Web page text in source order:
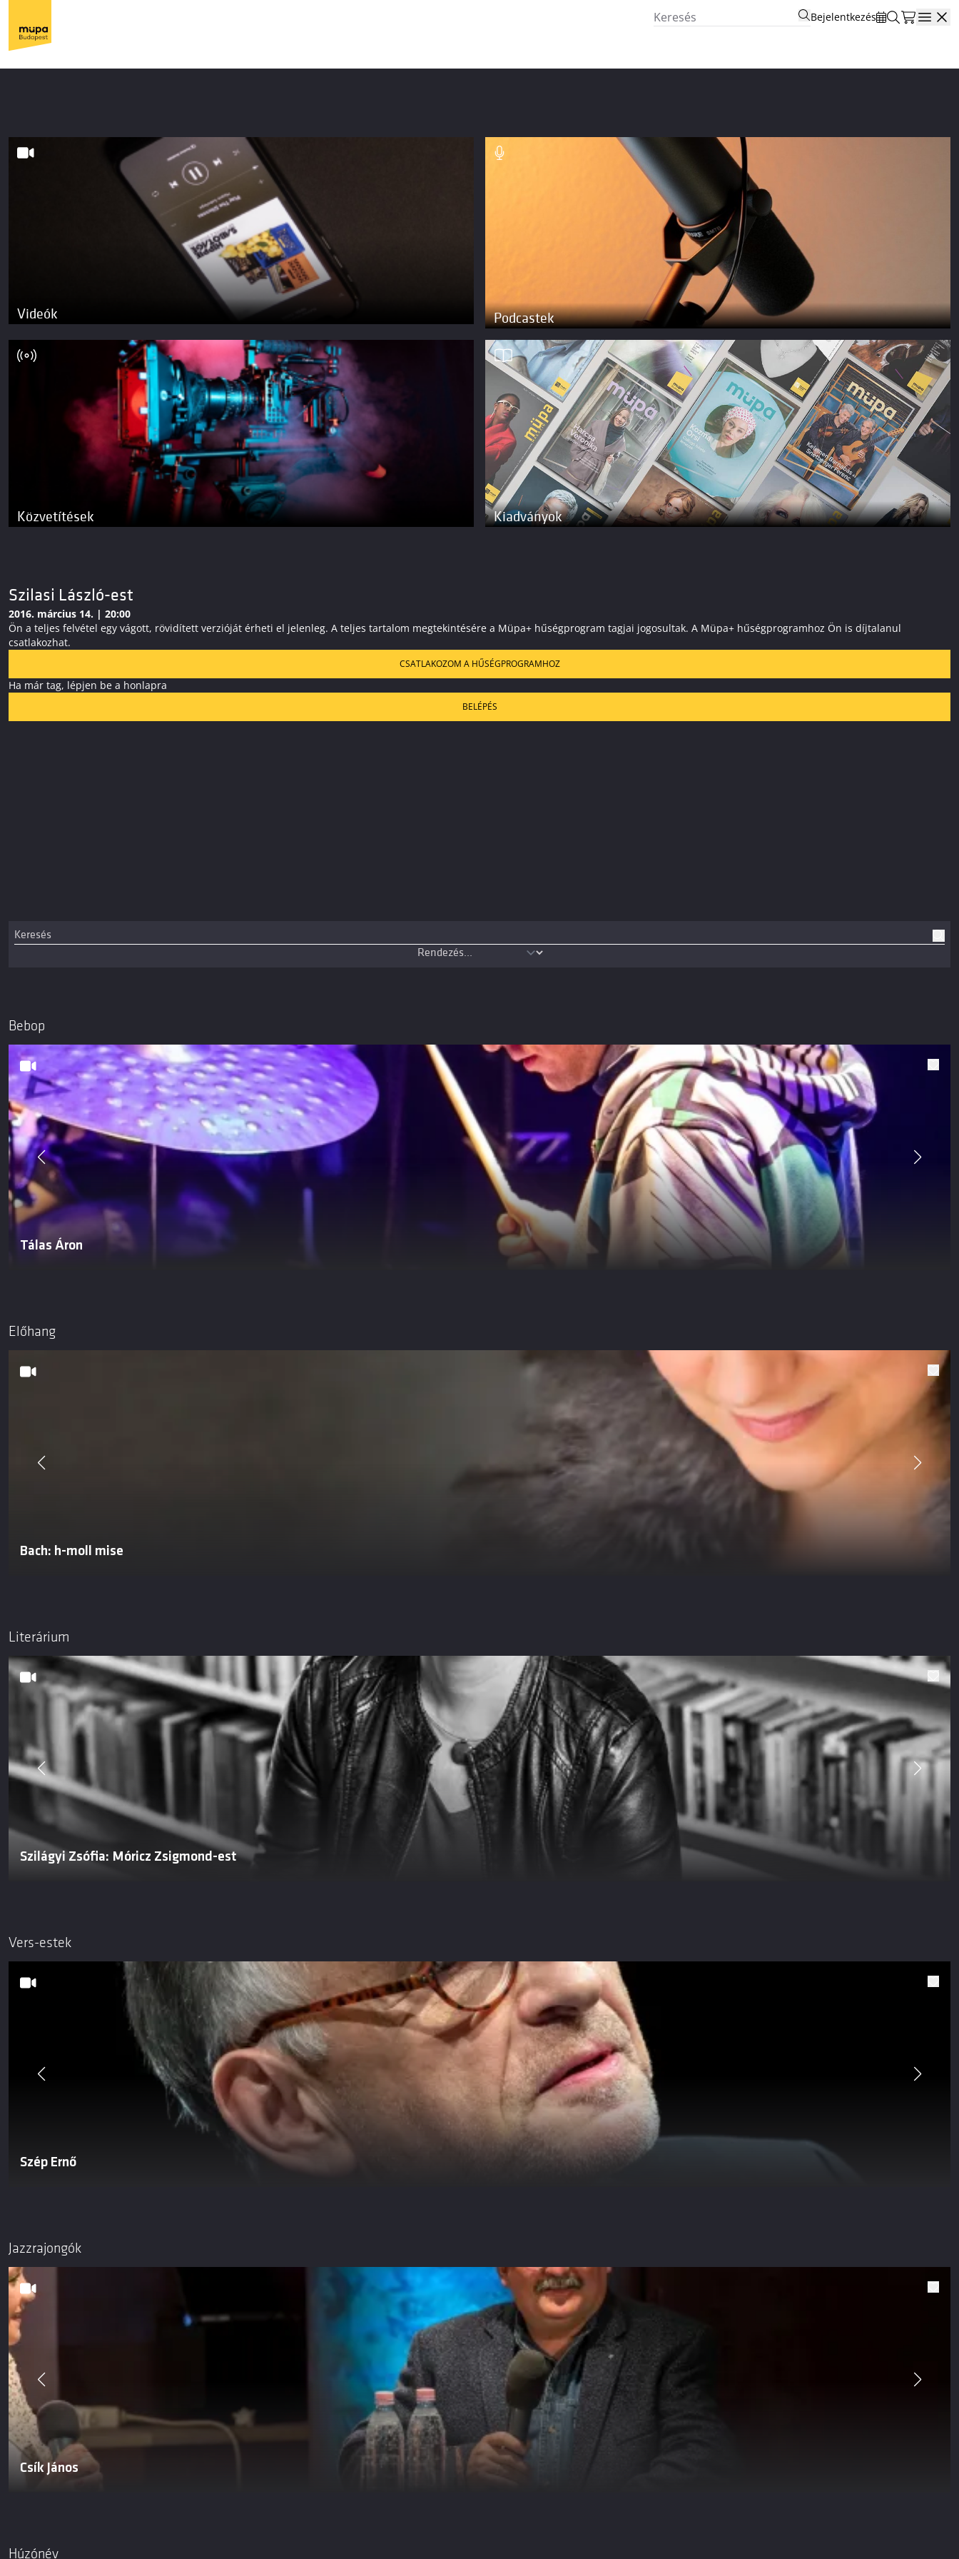
Bejelentkezés
Videók Podcastek
Közvetítések Kiadványok
Szilasi László-est
2016. március 14. | 20:00
Ön a teljes felvétel egy vágott, rövidített verzióját érheti el jelenleg. A teljes tartalom megtekintésére a Müpa+ hűségprogram tagjai jogosultak. A Müpa+ hűségprogramhoz Ön is díjtalanul
csatlakozhat.
CSATLAKOZOM A HŰSÉGPROGRAMHOZ
Ha már tag, lépjen be a honlapra
BELÉPÉS
Bebop
Tálas Áron
Előhang
Bach: h-moll mise
Literárium
Szilágyi Zsófia: Móricz Zsigmond-est
Vers-estek
Szép Ernő
Jazzrajongók
Csík János
Húzónév